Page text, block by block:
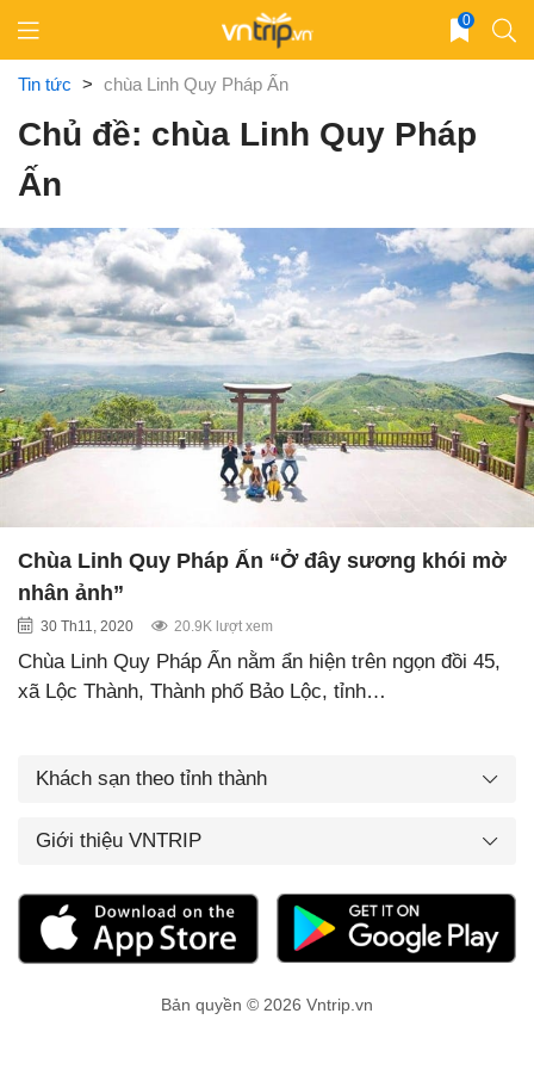
content
0
Tin tức > chùa Linh Quy Pháp Ấn
Chủ đề: chùa Linh Quy Pháp
Ấn
Chùa Linh Quy Pháp Ấn “Ở đây sương khói mờ
nhân ảnh”
30 Th11, 2020 20.9K lượt xem
Chùa Linh Quy Pháp Ấn nằm ẩn hiện trên ngọn đồi 45,
xã Lộc Thành, Thành phố Bảo Lộc, tỉnh…
Khách sạn theo tỉnh thành
Giới thiệu VNTRIP
Bản quyền © 2026 Vntrip.vn